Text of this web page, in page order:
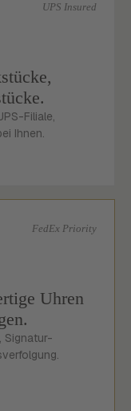
UPS Insured
Filiale,
Ihnen.
FedEx Priority
Uhren
Signatur-